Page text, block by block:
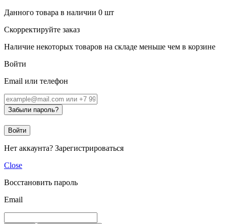
Данного товара в наличии 0 шт
Скорректируйте заказ
Наличие некоторых товаров на складе меньше чем в корзине
Войти
Email или телефон
Забыли пароль?
Войти
Нет аккаунта? Зарегистрироваться
Close
Восстановить пароль
Email